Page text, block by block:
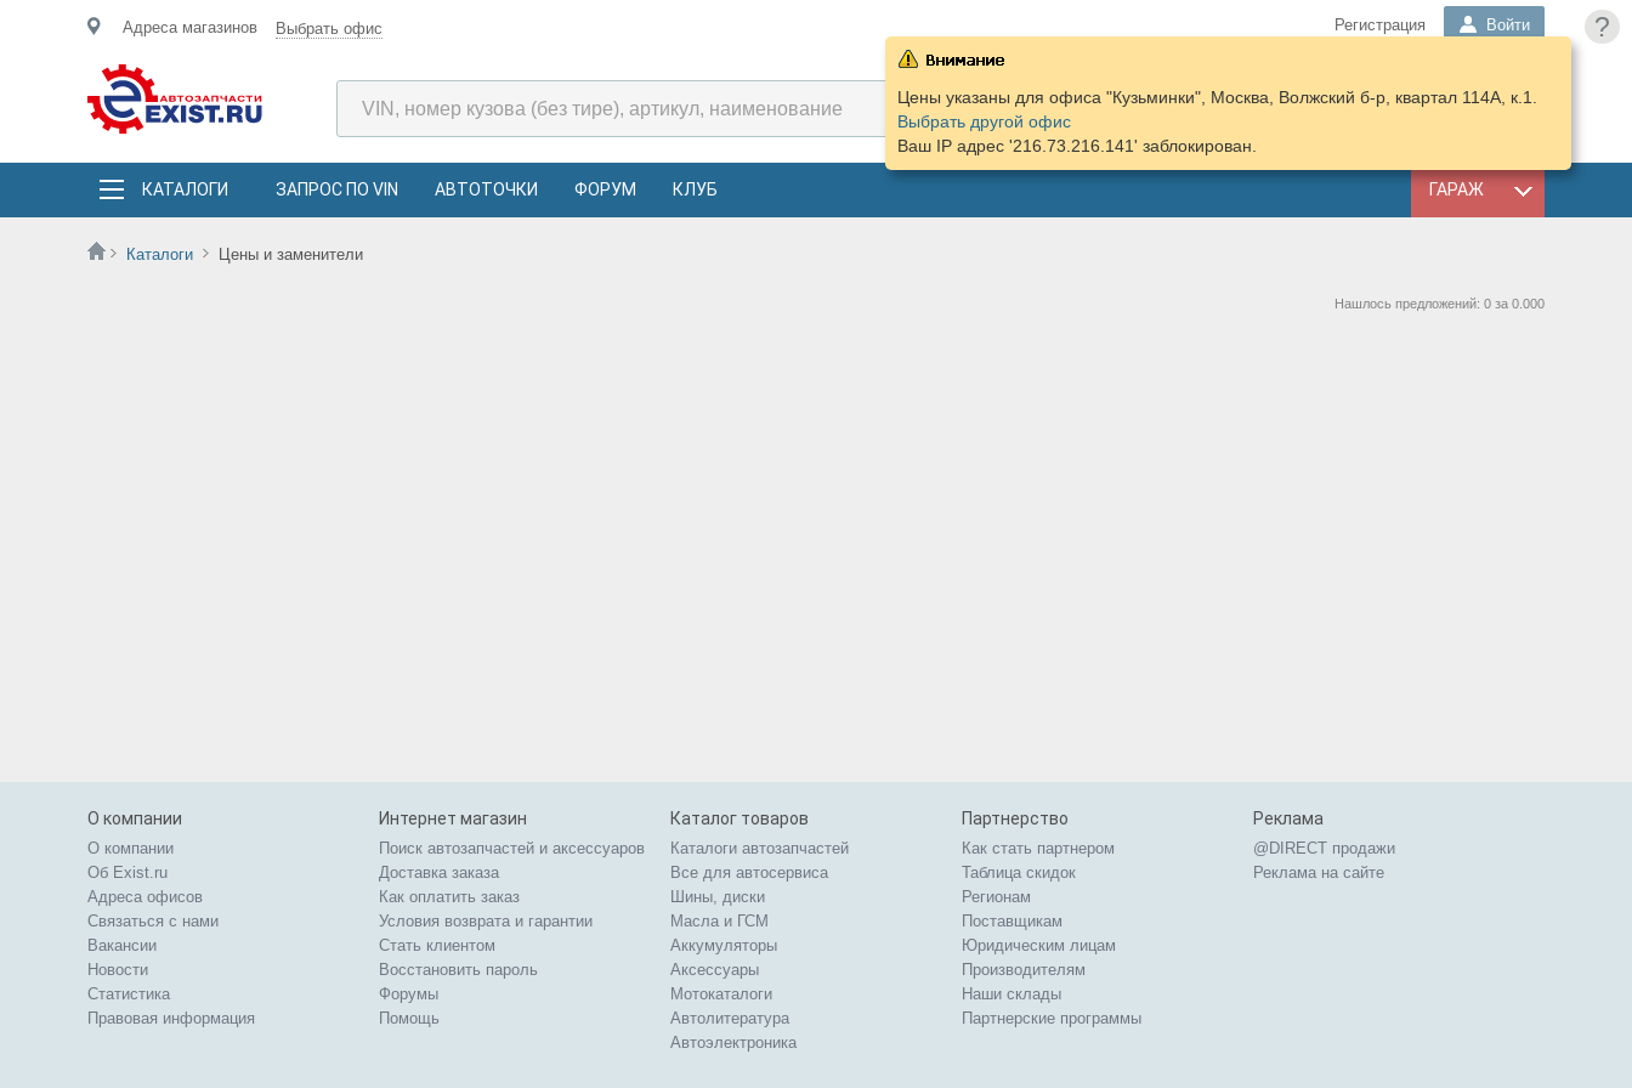
?
Адреса магазинов Выбрать офис Регистрация Войти
КОРЗИНА
ПОДОБРАТЬ
КАТАЛОГИ ЗАПРОС ПО VIN АВТОТОЧКИ ФОРУМ КЛУБ ГАРАЖ
Каталоги Цены и заменители
Цены указаны для офиса "Кузьминки", Москва, Волжский б-р, квартал 114А, к.1.
Выбрать другой офис
Ваш IP адрес '216.73.216.141' заблокирован.
Нашлось предложений: 0 за 0.000
О компании
О компании
Об Exist.ru
Адреса офисов
Связаться с нами
Вакансии
Новости
Статистика
Правовая информация
Интернет магазин
Поиск автозапчастей и аксессуаров
Доставка заказа
Как оплатить заказ
Условия возврата и гарантии
Стать клиентом
Восстановить пароль
Форумы
Помощь
Каталог товаров
Каталоги автозапчастей
Все для автосервиса
Шины, диски
Масла и ГСМ
Аккумуляторы
Аксессуары
Мотокаталоги
Автолитература
Автоэлектроника
Партнерство
Как стать партнером
Таблица скидок
Регионам
Поставщикам
Юридическим лицам
Производителям
Наши склады
Партнерские программы
Реклама
@DIRECT продажи
Реклама на сайте